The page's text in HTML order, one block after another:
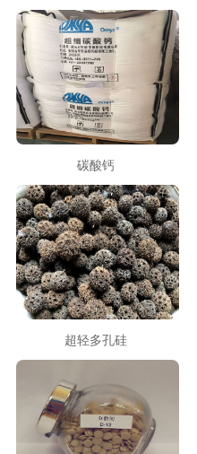
碳酸钙
超轻多孔硅